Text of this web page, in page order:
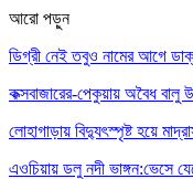
আরো পড়ুন
ডিগ্রী নেই তবুও নামের আগে
কক্সবাজারের-পেকুয়ায় অবৈধ
লোহাগাড়ায় বিদ্যুৎস্পৃষ্ট হয়ে
এওচিয়ায় ডলু নদী ভাঙ্গন:ভেসে